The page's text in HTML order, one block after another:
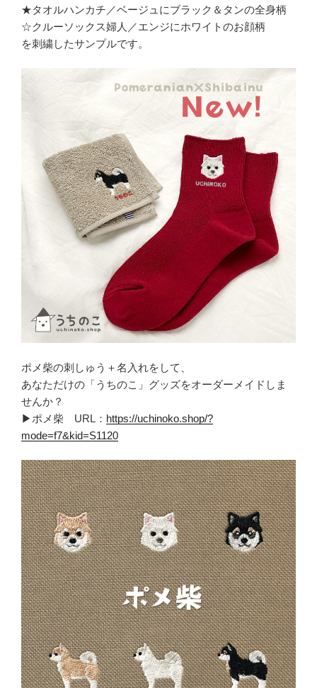
★タオルハンカチ／ベージュにブラック＆タンの全身柄
☆クルーソックス婦人／エンジにホワイトのお顔柄
を刺繍したサンプルです。
ポメ柴の刺しゅう＋名入れをして、
あなただけの「うちのこ」グッズをオーダーメイドしま
せんか？
▶ポメ柴 URL： https://uchinoko.shop/?
mode=f7&kid=S1120